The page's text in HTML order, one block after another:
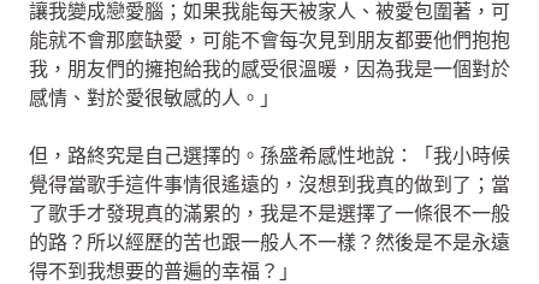
讓我變成戀愛腦；如果我能每天被家人、被愛包圍著，可
能就不會那麼缺愛，可能不會每次見到朋友都要他們抱抱
我，朋友們的擁抱給我的感受很溫暖，因為我是一個對於
感情、對於愛很敏感的人。」
但，路終究是自己選擇的。孫盛希感性地說：「我小時候
覺得當歌手這件事情很遙遠的，沒想到我真的做到了；當
了歌手才發現真的滿累的，我是不是選擇了一條很不一般
的路？所以經歷的苦也跟一般人不一樣？然後是不是永遠
得不到我想要的普遍的幸福？」